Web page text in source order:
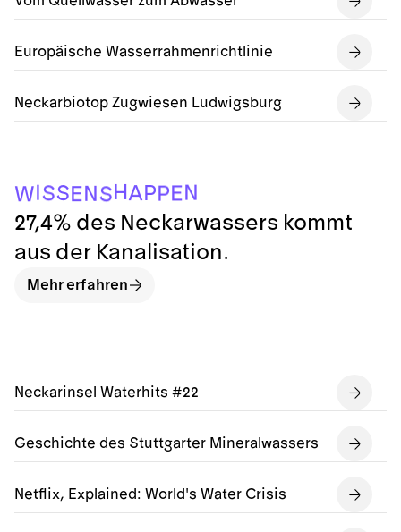
Europäische Wasserrahmenrichtlinie
Neckarbiotop Zugwiesen Ludwigsburg
Neckarinsel Waterhits #22
Geschichte des Stuttgarter Mineralwassers
Netflix, Explained: World's Water Crisis
WISSENSHA PPEN
27,4% des Neckarwassers kommt
aus der Kanalisation.
Mehr erfahren